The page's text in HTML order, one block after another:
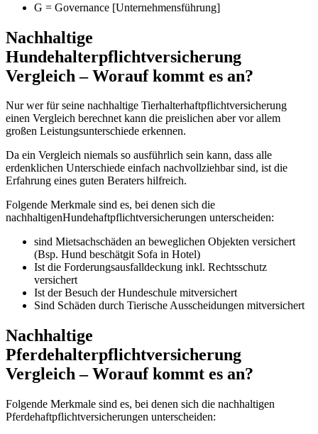
G = Governance [Unternehmensführung]
Nachhaltige
Hundehalterpflichtversicherung
Vergleich – Worauf kommt es an?
Nur wer für seine nachhaltige Tierhalterhaftpflichtversicherung
einen Vergleich berechnet kann die preislichen aber vor allem
großen Leistungsunterschiede erkennen.
Da ein Vergleich niemals so ausführlich sein kann, dass alle
erdenklichen Unterschiede einfach nachvollziehbar sind, ist die
Erfahrung eines guten Beraters hilfreich.
Folgende Merkmale sind es, bei denen sich die
nachhaltigenHundehaftpflichtversicherungen unterscheiden:
sind Mietsachschäden an beweglichen Objekten versichert
(Bsp. Hund beschätgit Sofa in Hotel)
Ist die Forderungsausfalldeckung inkl. Rechtsschutz
versichert
Ist der Besuch der Hundeschule mitversichert
Sind Schäden durch Tierische Ausscheidungen mitversichert
Nachhaltige
Pferdehalterpflichtversicherung
Vergleich – Worauf kommt es an?
Folgende Merkmale sind es, bei denen sich die nachhaltigen
Pferdehaftpflichtversicherungen unterscheiden: